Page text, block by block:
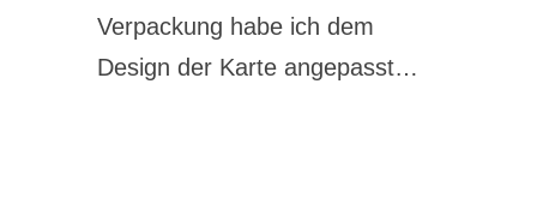
Verpackung habe ich dem
Design der Karte angepasst…